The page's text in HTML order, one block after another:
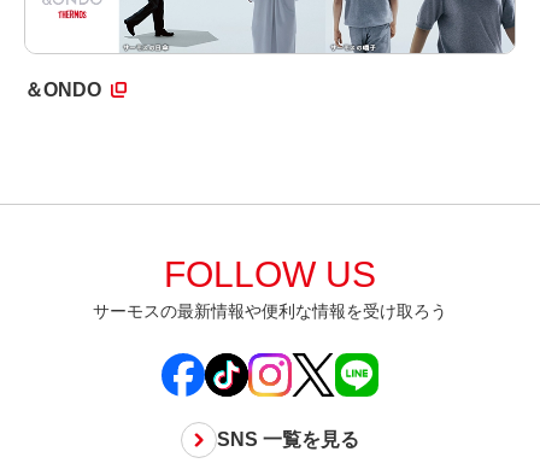
＆ONDO
FOLLOW US
サーモスの最新情報や便利な情報を受け取ろう
SNS 一覧を見る